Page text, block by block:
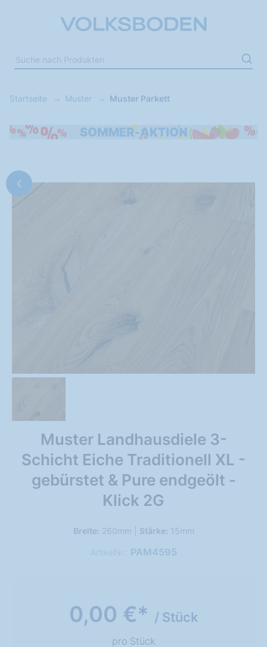
Startseite Muster Muster Parkett
Muster Landhausdiele 3-
Schicht Eiche Traditionell XL -
gebürstet & Pure endgeölt -
Klick 2G
Breite: 260mm | Stärke: 15mm
ArtikelNr.: PAM4595
0,00 €* / Stück
pro Stück